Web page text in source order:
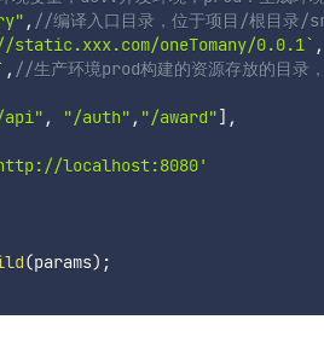
, //编译入口目录，位于项目/根目
static.xxx.com/oneTomany/0.0.1` ,
, //生产环境prod构建的资源存放的目录
, "/auth" , "/award"] ,
localhost:8080'
(params) ;